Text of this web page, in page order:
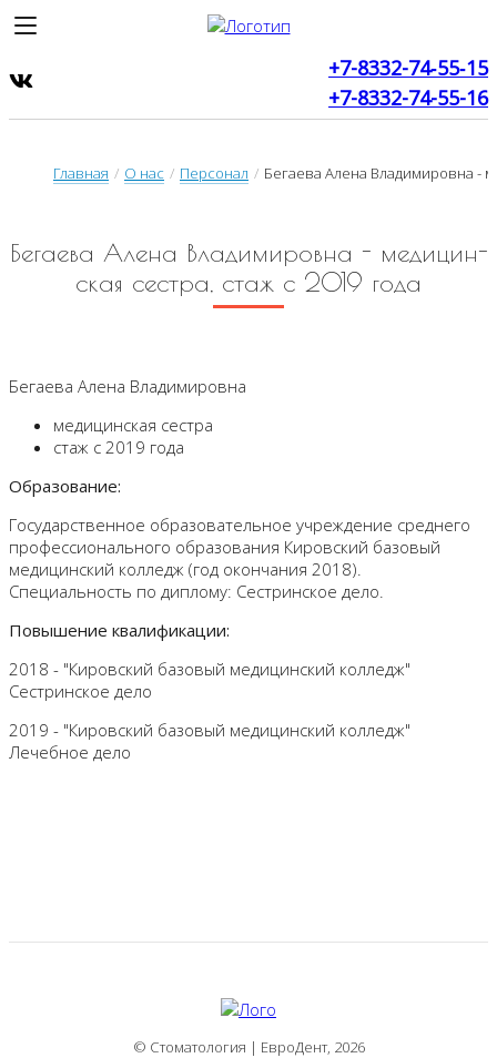
+7-8332-74‑55‑15
+7-8332-74-55-16
Главная / О нас / Персонал / Бегаева Алена Владимировна -
Бе­га­е­ва А­ле­на Вла­ди­ми­ров­на - ме­ди­цин­
ская сес­тра, стаж с 2019 го­да
Бегаева Алена Владимировна
медицинская сестра
стаж с 2019 года
Образование:
Государственное образовательное учреждение среднего
профессионального образования Кировский базовый
медицинский колледж (год окончания 2018).
Специальность по диплому: Сестринское дело.
Повышение квалификации:
2018 - "Кировский базовый медицинский колледж"
Сестринское дело
2019 - "Кировский базовый медицинский колледж"
Лечебное дело
© Стоматология | ЕвроДент, 2026